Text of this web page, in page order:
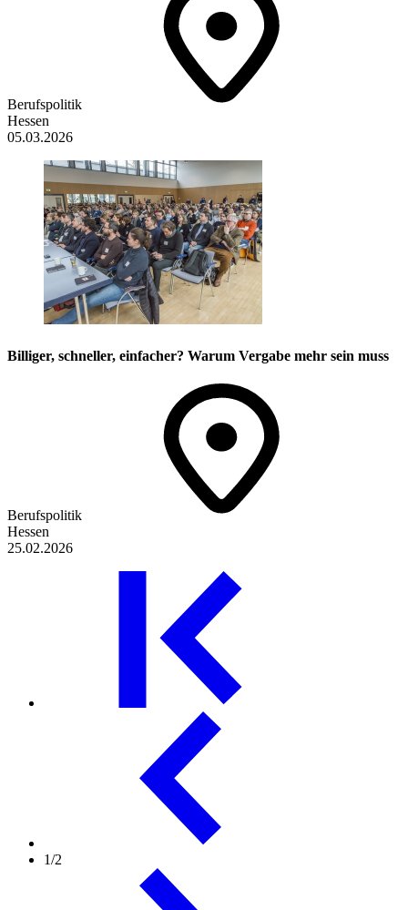
Berufspolitik
Hessen
05.03.2026
Billiger, schneller, einfacher? Warum Vergabe mehr sein muss
Berufspolitik
Hessen
25.02.2026
1/2